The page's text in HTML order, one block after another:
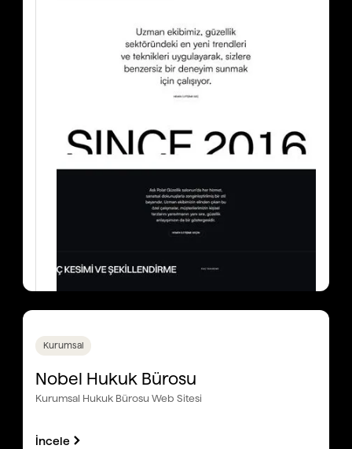
Kurumsal
Nobel Hukuk Bürosu
Kurumsal Hukuk Bürosu Web Sitesi
İncele